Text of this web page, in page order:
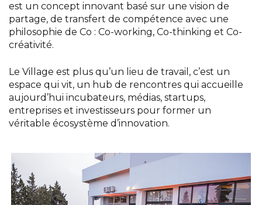
est un concept innovant basé sur une vision de
partage, de transfert de compétence avec une
philosophie de Co : Co-working, Co-thinking et Co-
créativité.
Le Village est plus qu’un lieu de travail, c’est un
espace qui vit, un hub de rencontres qui accueille
aujourd’hui incubateurs, médias, startups,
entreprises et investisseurs pour former un
véritable écosystème d’innovation.